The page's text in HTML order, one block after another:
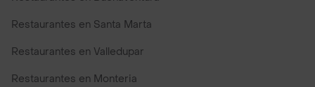
Restaurantes en Santa Marta
Restaurantes en Valledupar
Restaurantes en Monteria